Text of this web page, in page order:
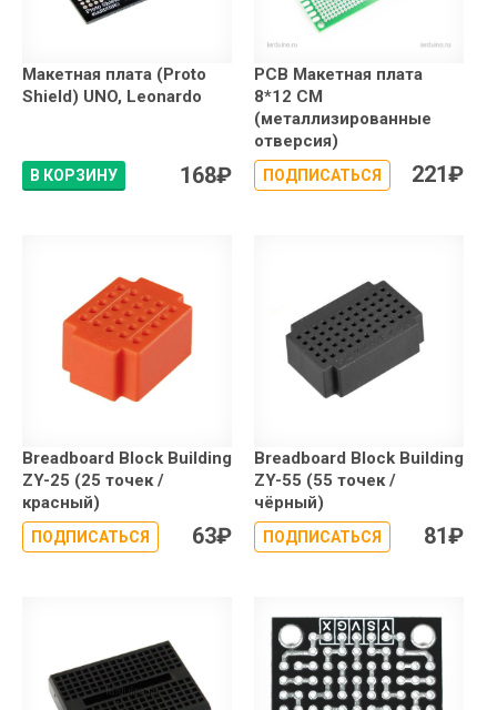
Макетная плата (Proto
Shield) UNO, Leonardo
В КОРЗИНУ 168₽
PCB Макетная плата
8*12 СМ
(металлизированные
отверсия)
ПОДПИСАТЬСЯ 221₽
Breadboard Block Building
ZY-25 (25 точек /
красный)
ПОДПИСАТЬСЯ 63₽
Breadboard Block Building
ZY-55 (55 точек /
чёрный)
ПОДПИСАТЬСЯ 81₽